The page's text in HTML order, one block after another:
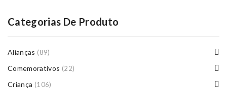
Categorias De Produto
Alianças (89)
Comemorativos (22)
Criança (106)